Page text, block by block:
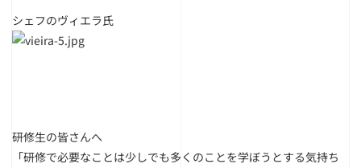
シェフのヴィエラ氏
研修生の皆さんへ
「研修で必要なことは少しでも多くのことを学ぼうとする気持ち